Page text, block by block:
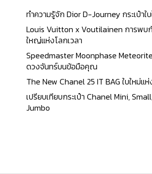
ทำความรู้จัก Dior D-Journey กระเป๋าใ
Louis Vuitton x Voutilainen การพบ
ใหญ่แห่งโลกเวลา
Speedmaster Moonphase
ดวงจันทร์บนข้อมือคุณ
The New Chanel 25 IT BAG ใบใหม่แ
เปรียบเทียบกระเป๋า Chanel Mini,
Jumbo